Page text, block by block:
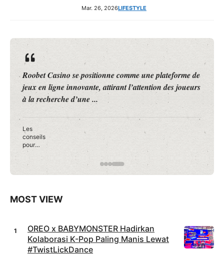
Mar. 26, 2026LIFESTYLE
de
travelounge.co – Cibis Park merayakan Hari Ulang
Tahun (HUT) ke-499 Jakarta melalui Gelaran
Jakarta 2026 yang menghadirkan kolaborasi
Rayakan HUT Jakarta ke-499, Cibis Park
MOST VIEW
OREO x BABYMONSTER Hadirkan
Kolaborasi K-Pop Paling Manis Lewat
#TwistLickDance